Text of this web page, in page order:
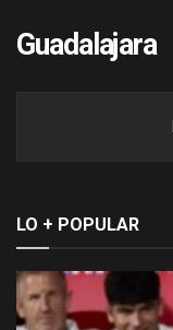
Guadalajara
LO + POPULAR